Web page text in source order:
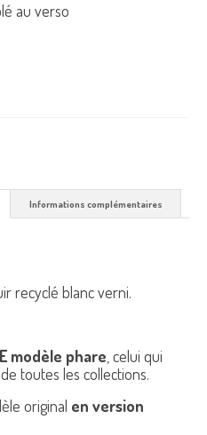
au verso
Informations complémentaires
recyclé blanc verni.
modèle phare , celui qui
toutes les collections.
original en version